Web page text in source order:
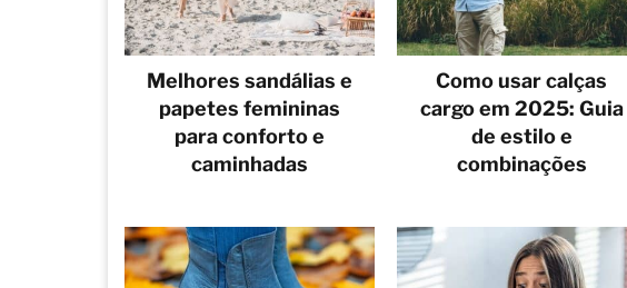
Melhores sandálias e
papetes femininas
para conforto e
caminhadas
Como usar calças
cargo em 2025: Guia
de estilo e
combinações